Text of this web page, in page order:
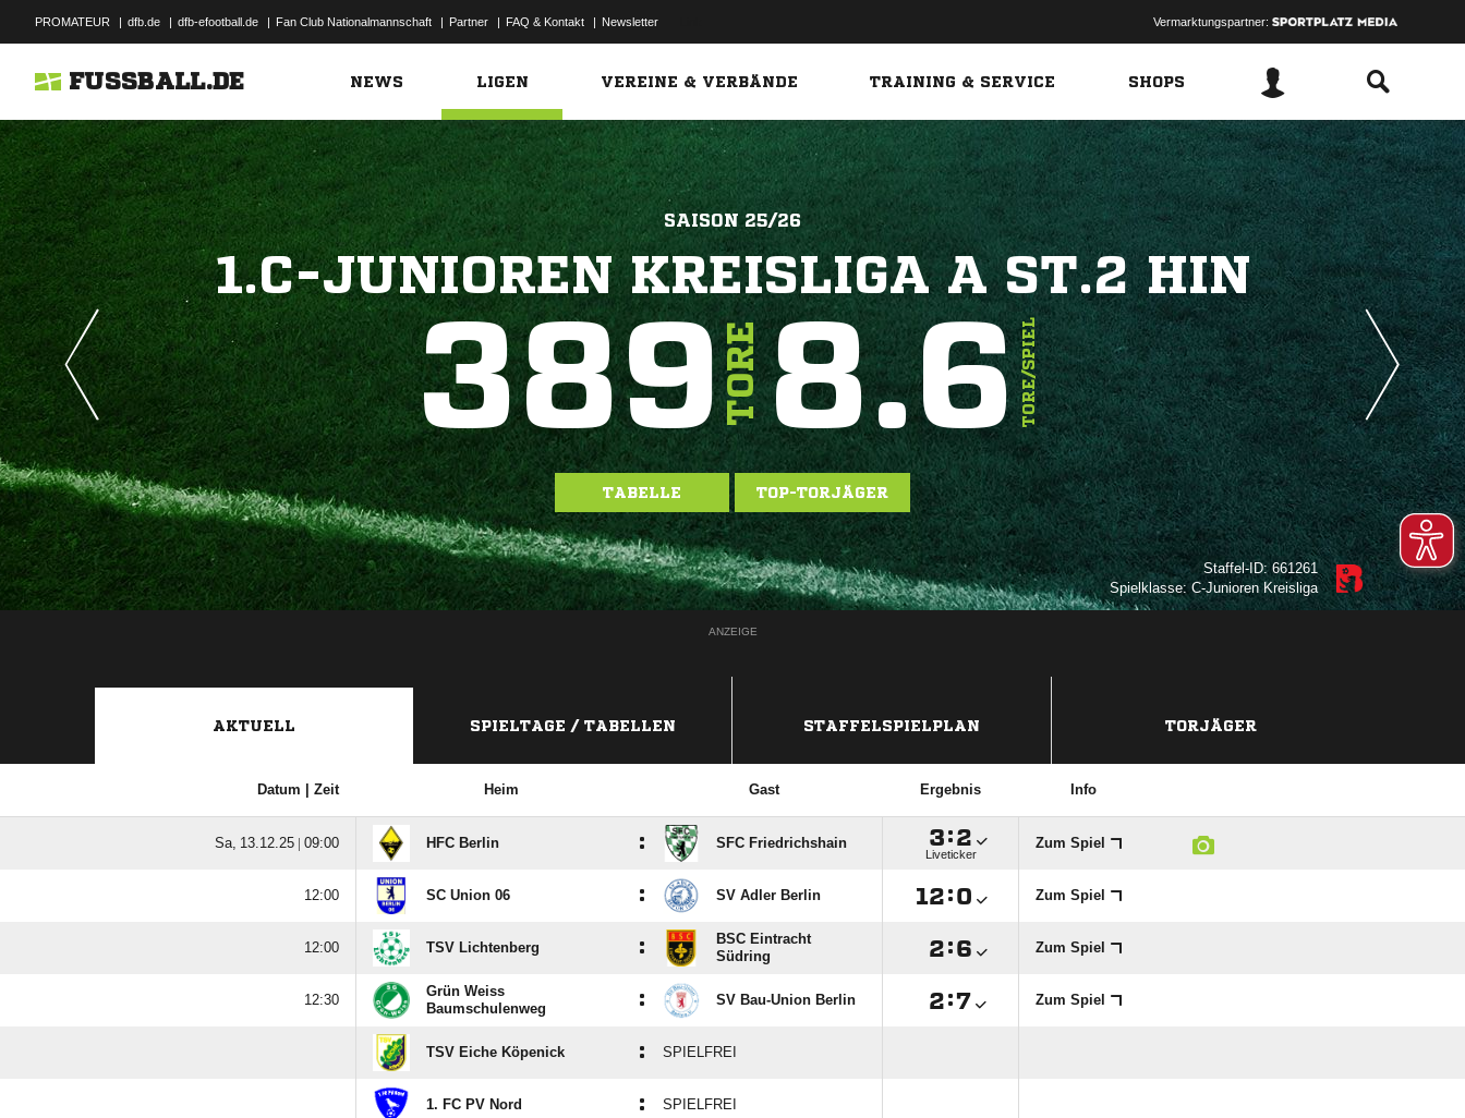
PROMATEUR | dfb.de | dfb-efootball.de | Fan Club Nationalmannschaft | Partner | FAQ & Kontakt | Newsletter Vermarktungspartner:
FUSSBALL.DE NEWS LIGEN VEREINE & VERBÄNDE TRAINING & SERVICE SHOPS
SAISON 25/26
1.C-JUNIOREN KREISLIGA A ST.2 HIN
389TORE8.6TORE/SPIEL
TABELLE TOP-TORJÄGER
Staffel-ID: 661261
Spielklasse: C-Junioren Kreisliga
ANZEIGE
AKTUELL SPIELTAGE / TABELLEN STAFFELSPIELPLAN TORJÄGER
Datum | Zeit Heim Gast Ergebnis Info
  |  HFC Berlin : SFC Friedrichshain :
Liveticker
Zum Spiel
 SC Union 06 : SV Adler Berlin : Zum Spiel
 TSV Lichtenberg :
BSC Eintracht
Südring
: Zum Spiel

Grün Weiss
Baumschulenweg
: SV Bau-Union Berlin : Zum Spiel
TSV Eiche Köpenick : SPIELFREI
1. FC PV Nord : SPIELFREI